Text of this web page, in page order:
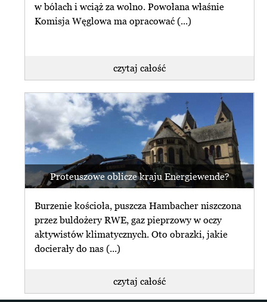
w bólach i wciąż za wolno. Powołana właśnie
Komisja Węglowa ma opracować (...)
czytaj całość
Proteuszowe oblicze kraju Energiewende?
Burzenie kościoła, puszcza Hambacher niszczona
przez buldożery RWE, gaz pieprzowy w oczy
aktywistów klimatycznych. Oto obrazki, jakie
docierały do nas (...)
czytaj całość